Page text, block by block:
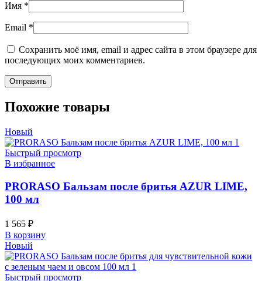
Имя *
Email *
Сохранить моё имя, email и адрес сайта в этом браузере для
последующих моих комментариев.
Похожие товары
Новый
Быстрый просмотр
В избранное
PRORASO Бальзам после бритья AZUR LIME,
100 мл
1 565 ₽
В корзину
Новый
Быстрый просмотр